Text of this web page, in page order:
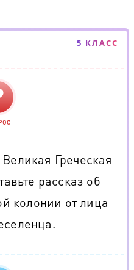
5 КЛАСС
Греческая
рассказ об
колонии от лица